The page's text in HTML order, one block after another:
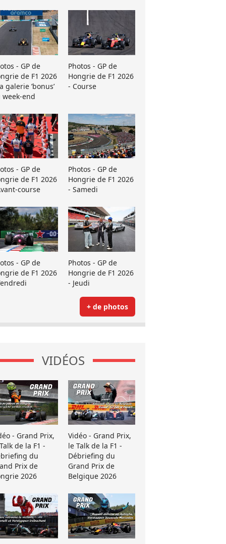
- GP de
de F1 2026
galerie ’bonus’
week-end
Photos - GP de
Hongrie de F1 2026
- Course
- GP de
de F1 2026
course
Photos - GP de
Hongrie de F1 2026
- Samedi
- GP de
de F1 2026
Photos - GP de
Hongrie de F1 2026
- Jeudi
+ de photos
VIDÉOS
- Grand Prix,
de la F1 -
du
Prix de
2026
Vidéo - Grand Prix,
le Talk de la F1 -
Débriefing du
Grand Prix de
Belgique 2026